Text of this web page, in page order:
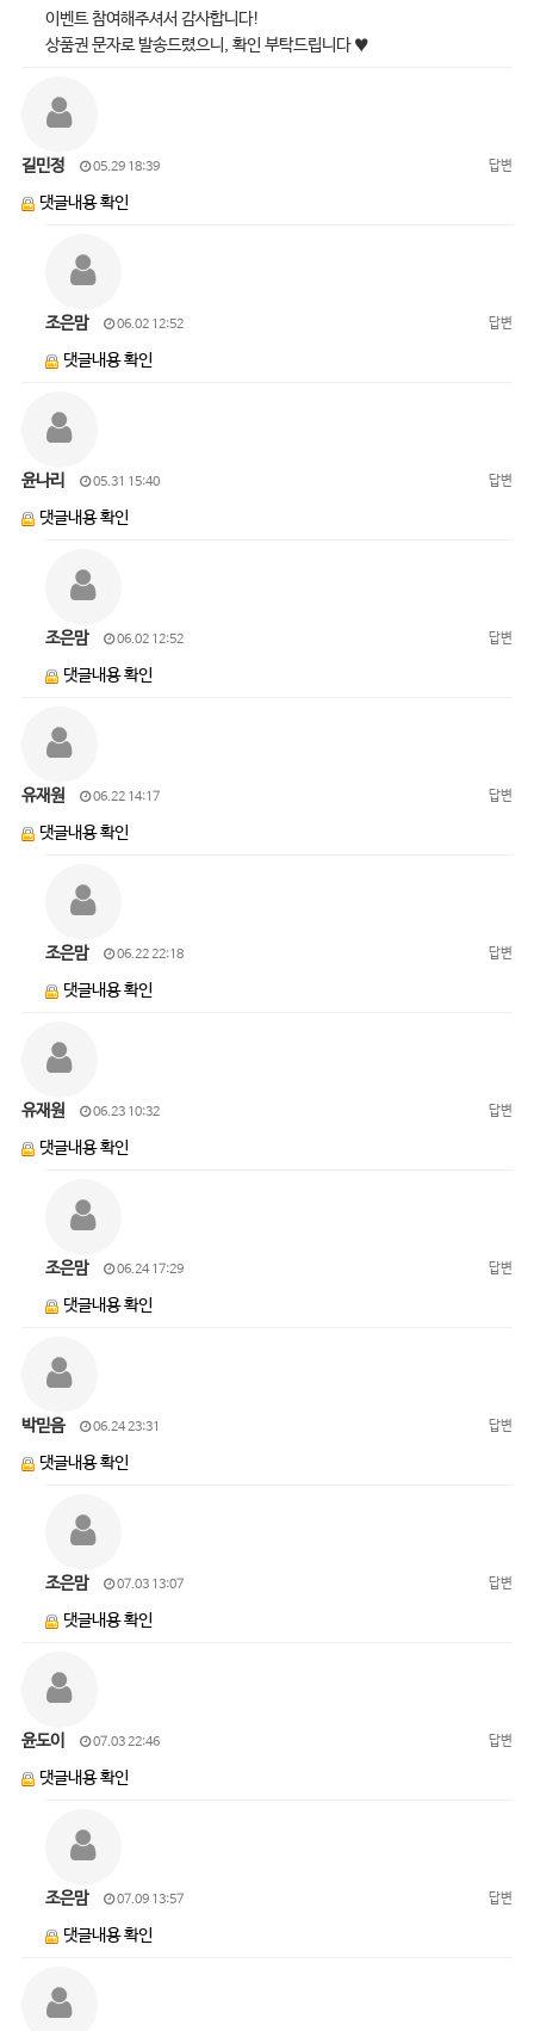
이벤트 참여해주셔서 감사합니다!
상품권 문자로 발송드렸으니, 확인 부탁드립니다 ♥
길민정 05.29 18:39 답변
댓글내용 확인
조은맘 06.02 12:52 답변
댓글내용 확인
윤나리 05.31 15:40 답변
댓글내용 확인
조은맘 06.02 12:52 답변
댓글내용 확인
유재원 06.22 14:17 답변
댓글내용 확인
조은맘 06.22 22:18 답변
댓글내용 확인
유재원 06.23 10:32 답변
댓글내용 확인
조은맘 06.24 17:29 답변
댓글내용 확인
박믿음 06.24 23:31 답변
댓글내용 확인
조은맘 07.03 13:07 답변
댓글내용 확인
윤도이 07.03 22:46 답변
댓글내용 확인
조은맘 07.09 13:57 답변
댓글내용 확인